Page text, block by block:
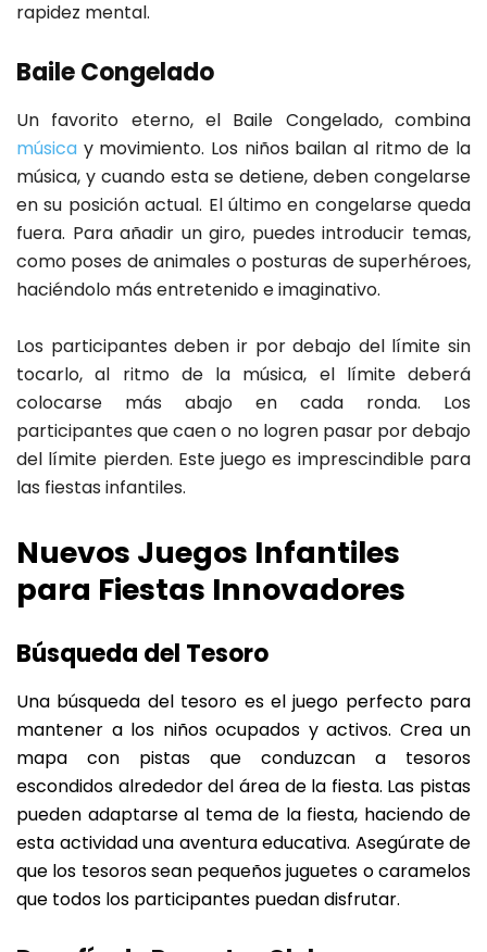
rapidez mental.
Baile Congelado
Un favorito eterno, el Baile Congelado, combina
música y movimiento. Los niños bailan al ritmo de la
música, y cuando esta se detiene, deben congelarse
en su posición actual. El último en congelarse queda
fuera. Para añadir un giro, puedes introducir temas,
como poses de animales o posturas de superhéroes,
haciéndolo más entretenido e imaginativo.
Los participantes deben ir por debajo del límite sin
tocarlo, al ritmo de la música, el límite deberá
colocarse más abajo en cada ronda. Los
participantes que caen o no logren pasar por debajo
del límite pierden. Este juego es imprescindible para
las fiestas infantiles.
Nuevos Juegos Infantiles
para Fiestas Innovadores
Búsqueda del Tesoro
Una búsqueda del tesoro es el juego perfecto para
mantener a los niños ocupados y activos. Crea un
mapa con pistas que conduzcan a tesoros
escondidos alrededor del área de la fiesta. Las pistas
pueden adaptarse al tema de la fiesta, haciendo de
esta actividad una aventura educativa. Asegúrate de
que los tesoros sean pequeños juguetes o caramelos
que todos los participantes puedan disfrutar.